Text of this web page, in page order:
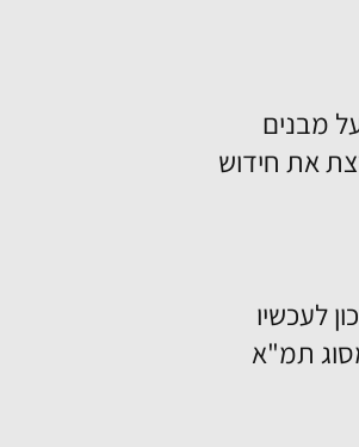
מבנים
את חידוש
התיקון האחרון נכון לעכשיו
תמ"א